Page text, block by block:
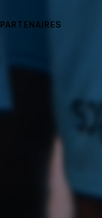
PARTENAIRES